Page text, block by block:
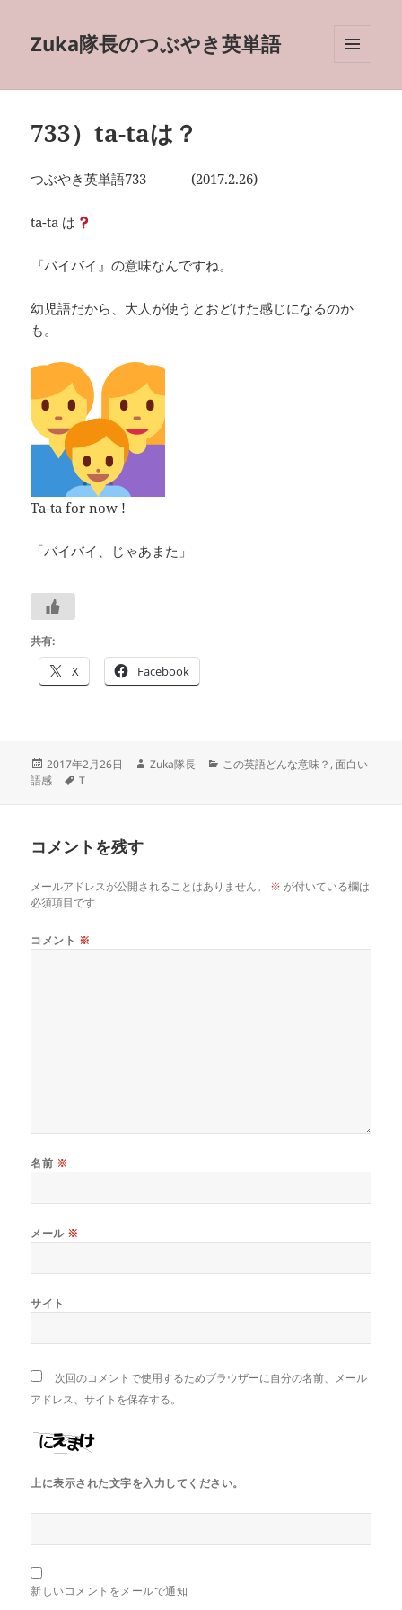
Zuka隊長のつぶやき英単語
ーとウ
733）ta-taは？
つぶやき英単語733 (2017.2.26)
ta-ta は
『バイバイ』の意味なんですね。
幼児語だから、大人が使うとおどけた感じになるのか
も。
Ta-ta for now !
「バイバイ、じゃあまた」
共有:
X Facebook
投
稿
2017年2月26日
作
Zuka隊長
カ
この英語どんな意味？ ,面白い
語感
タ
T
コメントを残す
メールアドレスが公開されることはありません。 ※ が付いている欄は
必須項目です
コメント ※
名前 ※
メール ※
サイト
次回のコメントで使用するためブラウザーに自分の名前、メール
アドレス、サイトを保存する。
上に表示された文字を入力してください。
新しいコメントをメールで通知